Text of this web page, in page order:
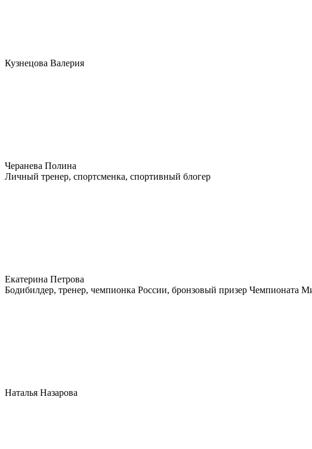
Кузнецова Валерия
Черанева Полина
Личный тренер, спортсменка, спортивный блогер
Екатерина Петрова
Бодибилдер, тренер, чемпионка России, бронзовый призер Чемпионата
Наталья Назарова